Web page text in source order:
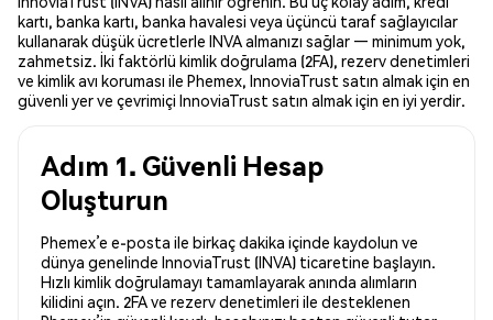
kartı, banka kartı, banka havalesi veya üçüncü taraf sağlayıcılar
kullanarak düşük ücretlerle INVA almanızı sağlar — minimum yok,
zahmetsiz. İki faktörlü kimlik doğrulama (2FA), rezerv denetimleri
ve kimlik avı koruması ile Phemex, InnoviaTrust satın almak için en
güvenli yer ve çevrimiçi InnoviaTrust satın almak için en iyi yerdir.
Adım 1. Güvenli Hesap
Oluşturun
Phemex’e e-posta ile birkaç dakika içinde kaydolun ve
dünya genelinde InnoviaTrust (INVA) ticaretine başlayın.
Hızlı kimlik doğrulamayı tamamlayarak anında alımların
kilidini açın. 2FA ve rezerv denetimleri ile desteklenen